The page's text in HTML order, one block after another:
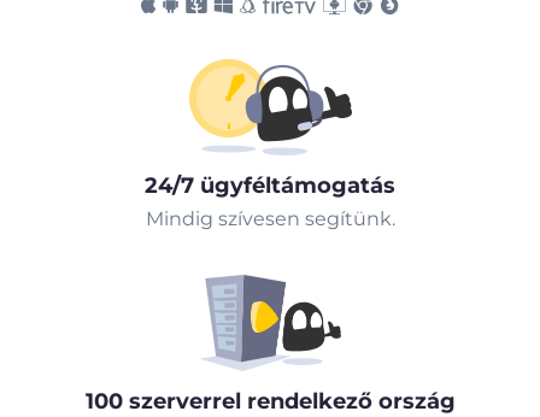
24/7 ügyféltámogatás
Mindig szívesen segítünk.
100 szerverrel rendelkező ország